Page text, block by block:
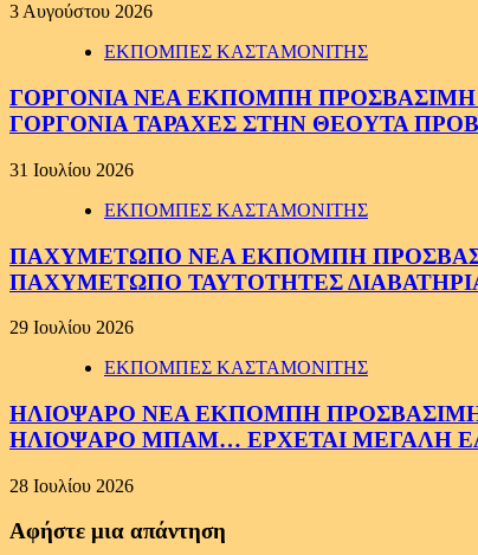
3 Αυγούστου 2026
ΕΚΠΟΜΠΕΣ ΚΑΣΤΑΜΟΝΙΤΗΣ
ΓΟΡΓΟΝΙΑ ΝΕΑ ΕΚΠΟΜΠΗ ΠΡΟΣΒΑΣΙΜΗ
ΓΟΡΓΟΝΙΑ ΤΑΡΑΧΕΣ ΣΤΗΝ ΘΕΟΥΤΑ
31 Ιουλίου 2026
ΕΚΠΟΜΠΕΣ ΚΑΣΤΑΜΟΝΙΤΗΣ
ΠΑΧΥΜΕΤΩΠΟ ΝΕΑ ΕΚΠΟΜΠΗ
ΠΑΧΥΜΕΤΩΠΟ ΤΑΥΤΟΤΗΤΕΣ
29 Ιουλίου 2026
ΕΚΠΟΜΠΕΣ ΚΑΣΤΑΜΟΝΙΤΗΣ
ΗΛΙΟΨΑΡΟ ΝΕΑ ΕΚΠΟΜΠΗ ΠΡΟΣΒΑΣΙΜΗ
ΗΛΙΟΨΑΡΟ ΜΠΑΜ… ΕΡΧΕΤΑΙ ΜΕΓΑΛΗ
28 Ιουλίου 2026
Αφήστε μια απάντηση